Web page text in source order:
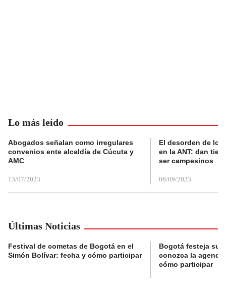
Lo más leído
Abogados señalan como irregulares
convenios ente alcaldía de Cúcuta y
AMC
13/07/2023
El desorden de
en la ANT: dan
ser campesinos
06/09/2023
Últimas Noticias
Festival de cometas de Bogotá en el
Simón Bolívar: fecha y cómo participar
Bogotá festeja su
conozca la
cómo participar